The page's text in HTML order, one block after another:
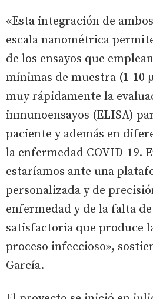
«Esta integración de
escala nanométrica
de los ensayos que
mínimas de muestra (1-10
muy rápidamente la
inmunoensayos (ELISA)
paciente y además en
la enfermedad COVID-19.
estaríamos ante una
personalizada y de
enfermedad y de la falta
satisfactoria que produce
proceso infeccioso»,
García.